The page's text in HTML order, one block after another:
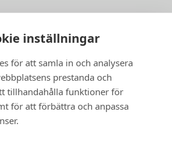
inställningar
för att samla in och analysera
prestanda och
tillhandahålla funktioner för
för att förbättra och anpassa
08-1210 60 40.